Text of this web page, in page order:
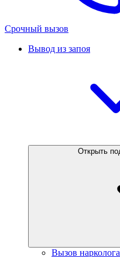
Срочный вызов
Вывод из запоя
Открыть
Вызов